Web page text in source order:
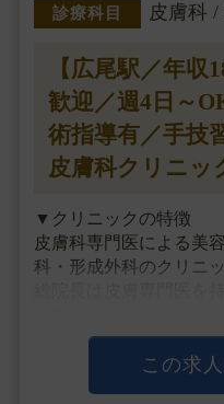
診療科目 皮膚科
【広尾駅／年
歓迎／週4日～
術指導有／手技
皮膚科クリニ
▼クリニックの特徴
皮膚科専門医による美
科・形成外科のクリニッ
4人のお子さまのママ
として得た様々な経験
この求